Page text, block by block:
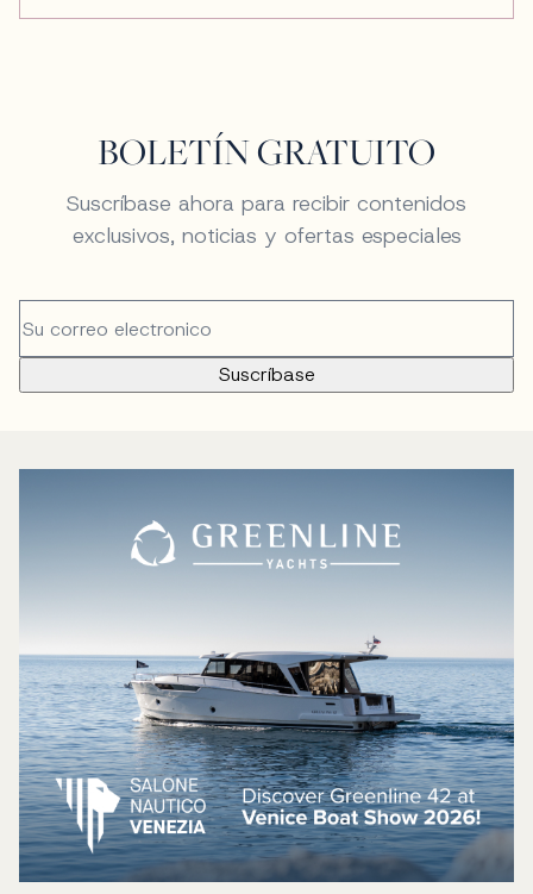
BOLETÍN GRATUITO
Suscríbase ahora para recibir contenidos
exclusivos, noticias y ofertas especiales